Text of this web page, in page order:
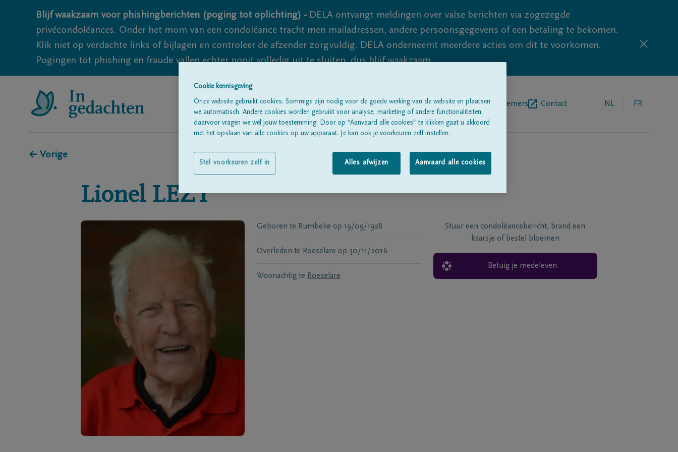
Blijf waakzaam voor phishingberichten (poging tot oplichting) - DELA ontvangt meldingen over valse berichten via zogezegde
privécondoléances. Onder het mom van een condoléance tracht men mailadressen, andere persoonsgegevens of een betaling te bekomen.
Klik niet op verdachte links of bijlagen en controleer de afzender zorgvuldig. DELA onderneemt meerdere acties om dit te voorkomen.
Pogingen tot phishing en fraude vallen echter nooit volledig uit te sluiten, dus blijf waakzaam.
Alle rouwberichtenOver onsBegrafenisondernemers Contact NL FR
← Vorige
Lionel LEZY
Geboren te Rumbeke op 19/09/1928
Overleden te Roeselare op 30/11/2016
Woonachtig te Roeselare
Stuur een condoléancebericht, brand een
kaarsje of bestel bloemen
Betuig je medeleven
Cookie kennisgeving
Onze website gebruikt cookies. Sommige zijn nodig voor de goede werking van de website en plaatsen
we automatisch. Andere cookies worden gebruikt voor analyse, marketing of andere functionaliteiten;
daarvoor vragen we wél jouw toestemming. Door op “Aanvaard alle cookies” te klikken gaat u akkoord
met het opslaan van alle cookies op uw apparaat. Je kan ook je voorkeuren zelf instellen.
Alles afwijzen Aanvaard alle cookies
Stel voorkeuren zelf in